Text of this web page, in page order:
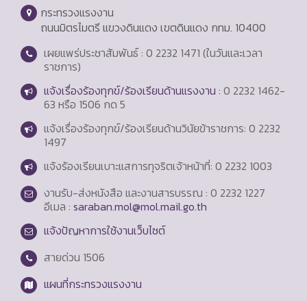
กระทรวงแรงงาน
ถนนมิตรไมตรี แขวงดินแดง เขตดินแดง กทม. 10400
เผยแพร่ประชาสัมพันธ์ : 0 2232 1471 (ในวันและเวลา
ราชการ)
แจ้งเรื่องร้องทุกข์/ร้องเรียนด้านแรงงาน : 0 2232 1462-
63 หรือ 1506 กด 5
แจ้งเรื่องร้องทุกข์/ร้องเรียนด้านวินัยข้าราชการ: 0 2232
1497
แจ้งร้องเรียนเบาะแสการทุจริตเจ้าหน้าที่: 0 2232 1003
งานรับ-ส่งหนังสือ และงานสารบรรณ : 0 2232 1227
อีเมล : saraban.mol@mol.mail.go.th
แจ้งปัญหาการใช้งานเว็บไซต์
สายด่วน 1506
แผนที่กระทรวงแรงงาน